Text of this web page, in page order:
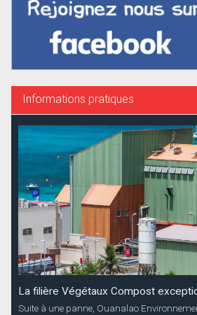
Informations pratiques
La filière Végétaux Compost
Suite à une panne, Ouanalao